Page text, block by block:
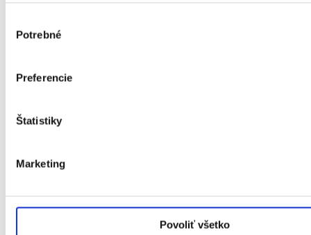
súhlasu
Potrebné
Preferencie
Štatistiky
Marketing
Povoliť všetko